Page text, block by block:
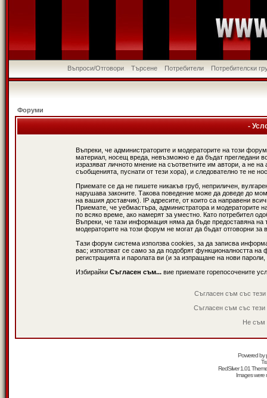
Въпроси/Отговори Търсене Потребители Потребителски
Форуми
-
Въпреки, че администраторите и модераторите на този
материал, носещ вреда, невъзможно е да бъдат прегледани
изразяват личното мнение на съответните им автори, а не
съобщенията, пуснати от тези хора), и следователно те не
Приемате се да не пишете никакъв груб, неприличен,
нарушава законите. Такова поведение може да доведе до
на вашия доставчик). IP адресите, от които са направени
Приемате, че уебмастъра, администратора и модераторите
по всяко време, ако намерят за уместно. Като потребител
Въпреки, че тази информация няма да бъде предоставяна
модераторите на този форум не могат да бъдат отговорни за
Тази форум система използва cookies, за да записва
вас; използват се само за да подобрят функционалността
регистрацията и паролата ви (и за изпращане на нови
Избирайки Съгласен съм... вие приемате горепосочените
Съгласен съм със
Съгласен съм със
Не съм
Powered by
RedSilver 1.01
Images were